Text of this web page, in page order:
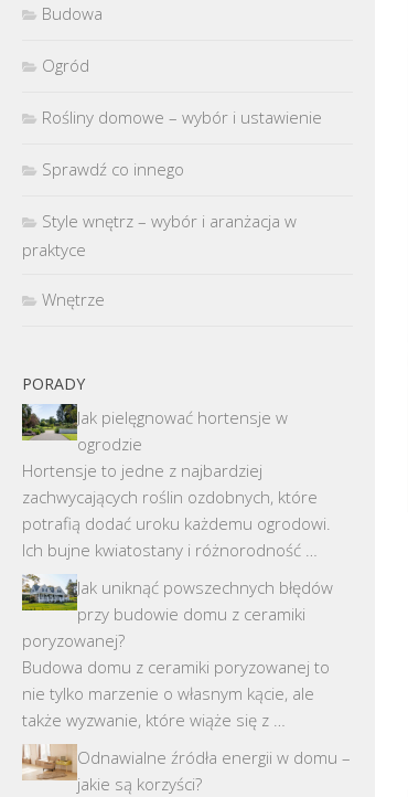
Budowa
Ogród
Rośliny domowe – wybór i ustawienie
Sprawdź co innego
Style wnętrz – wybór i aranżacja w
praktyce
Wnętrze
PORADY
Jak pielęgnować hortensje w
ogrodzie
Hortensje to jedne z najbardziej
zachwycających roślin ozdobnych, które
potrafią dodać uroku każdemu ogrodowi.
Ich bujne kwiatostany i różnorodność …
Jak uniknąć powszechnych błędów
przy budowie domu z ceramiki
poryzowanej?
Budowa domu z ceramiki poryzowanej to
nie tylko marzenie o własnym kącie, ale
także wyzwanie, które wiąże się z …
Odnawialne źródła energii w domu –
jakie są korzyści?